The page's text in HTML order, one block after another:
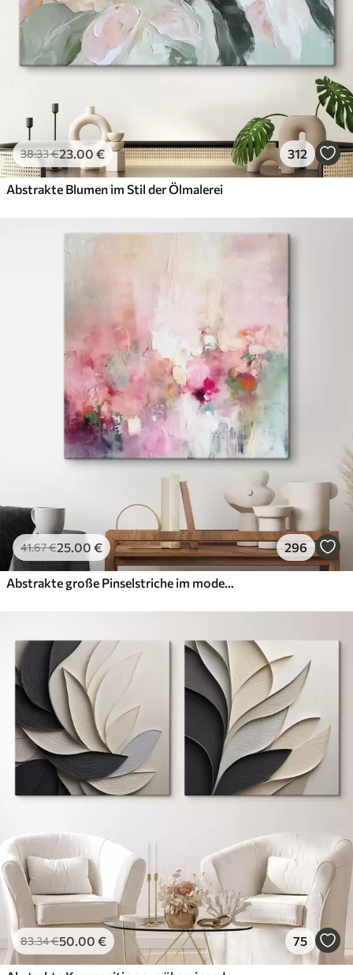
38.33€23.00 € 312
Abstrakte Blumen im Stil der Ölmalerei
41.67€25.00 € 296
Abstrakte große Pinselstriche im modernen Stil
83.34€50.00 € 75